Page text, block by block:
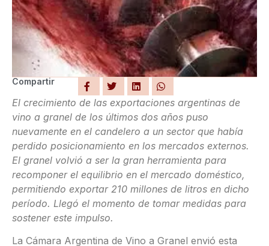
Compartir
El crecimiento de las exportaciones argentinas de
vino a granel de los últimos dos años puso
nuevamente en el candelero a un sector que había
perdido posicionamiento en los mercados externos.
El granel volvió a ser la gran herramienta para
recomponer el equilibrio en el mercado doméstico,
permitiendo exportar 210 millones de litros en dicho
período. Llegó el momento de tomar medidas para
sostener este impulso.
La Cámara Argentina de Vino a Granel envió esta